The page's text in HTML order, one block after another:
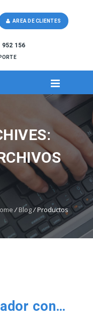
952 156
AREA DE CLIENTES
/Blog/Productos
Alquila tu codificador con opción a compra